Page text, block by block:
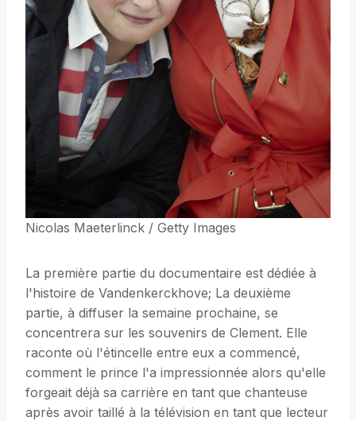
Nicolas Maeterlinck / Getty Images
La première partie du documentaire est dédiée à
l'histoire de Vandenkerckhove; La deuxième
partie, à diffuser la semaine prochaine, se
concentrera sur les souvenirs de Clement. Elle
raconte où l'étincelle entre eux a commencé,
comment le prince l'a impressionnée alors qu'elle
forgeait déjà sa carrière en tant que chanteuse
après avoir taillé à la télévision en tant que lecteur